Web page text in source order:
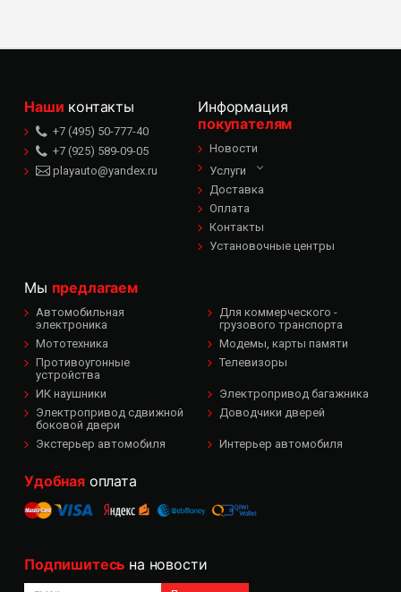
Наши контакты
+7 (495) 50-777-40
+7 (925) 589-09-05
playauto@yandex.ru
Информация
покупателям
Новости
Услуги
Доставка
Оплата
Контакты
Установочные центры
Мы предлагаем
Автомобильная
электроника
Для коммерческого -
грузового транспорта
Мототехника
Модемы, карты памяти
Противоугонные
устройства
Телевизоры
ИК наушники
Электропривод багажника
Электропривод сдвижной
боковой двери
Доводчики дверей
Экстерьер автомобиля Интерьер автомобиля
Удобнаяоплата
Подпишитесь на новости